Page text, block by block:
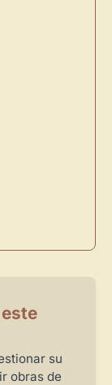
su
obras de